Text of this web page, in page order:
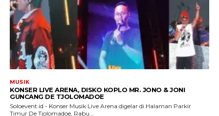
MUSIK
KONSER LIVE ARENA, DISKO KOPLO MR. JONO & JONI
GUNCANG DE TJOLOMADOE
Soloevent.id - Konser Musik Live Arena digelar di Halaman Parkir
Timur De Tjolomadoe, Rabu...